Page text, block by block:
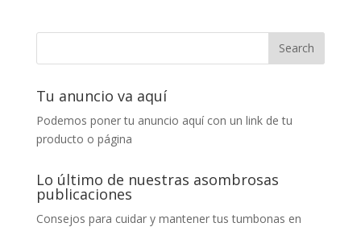
Tu anuncio va aquí
Podemos poner tu anuncio aquí con un link de tu
producto o página
Lo último de nuestras asombrosas
publicaciones
Consejos para cuidar y mantener tus tumbonas en